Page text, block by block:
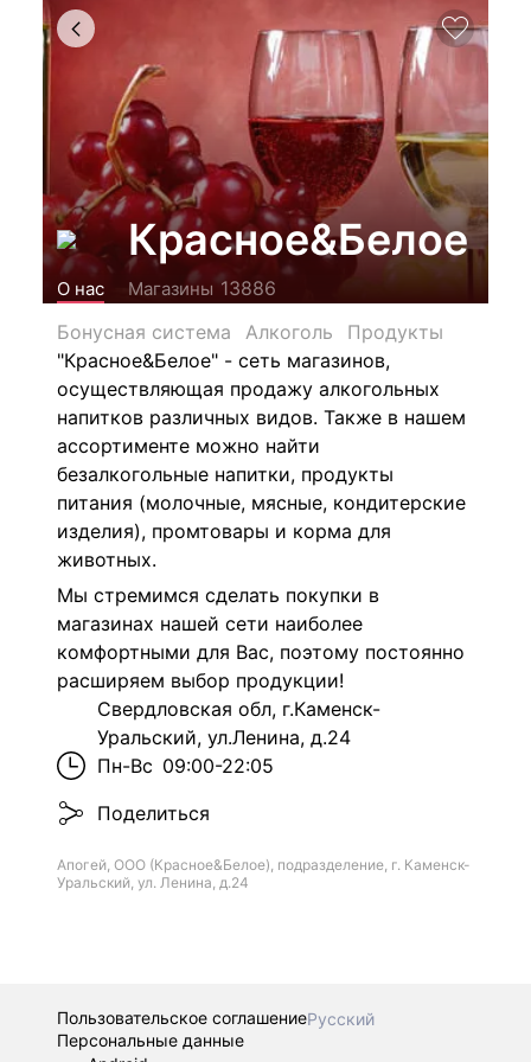
Красное&Белое
О нас Магазины 13886
Бонусная система
Алкоголь
Продукты
"Красное&Белое" - сеть магазинов,
осуществляющая продажу алкогольных
напитков различных видов. Также в нашем
ассортименте можно найти
безалкогольные напитки, продукты
питания (молочные, мясные, кондитерские
изделия), промтовары и корма для
животных.
Мы стремимся сделать покупки в
магазинах нашей сети наиболее
комфортными для Вас, поэтому постоянно
расширяем выбор продукции!
Свердловская обл, г.Каменск-
Уральский, ул.Ленина, д.24
Пн-Вс 09:00-22:05
Поделиться
Апогей, ООО (Красное&Белое), подразделение, г. Каменск-
Уральский, ул. Ленина, д.24
Пользовательское соглашениеРусский
Персональные данные